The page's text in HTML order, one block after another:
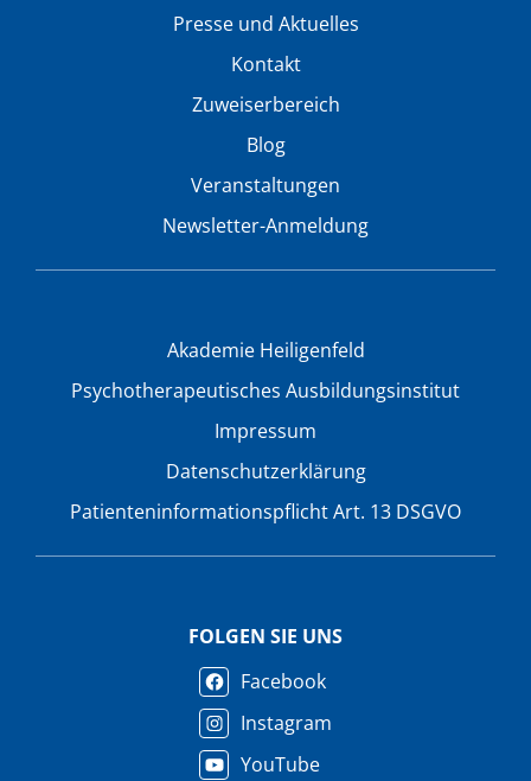
Presse und Aktuelles
Kontakt
Zuweiserbereich
Blog
Veranstaltungen
Newsletter-Anmeldung
Akademie Heiligenfeld
Psychotherapeutisches Ausbildungsinstitut
Impressum
Datenschutzerklärung
Patienteninformationspflicht Art. 13 DSGVO
FOLGEN SIE UNS
Facebook
Instagram
YouTube